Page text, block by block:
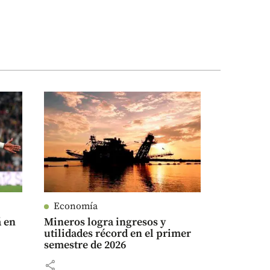
en
Economía
Mineros logra ingresos y
utilidades récord en el primer
semestre de 2026
share